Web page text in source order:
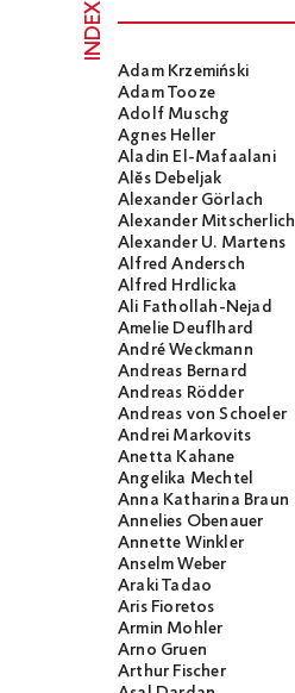
INDEX
Adam Krzemiński
Adam Tooze
Adolf Muschg
Agnes Heller
Aladin El-Mafaalani
Alĕs Debeljak
Alexander Görlach
Alexander Mitscherlich
Alexander U. Martens
Alfred Andersch
Alfred Hrdlicka
Ali Fathollah-Nejad
Amelie Deuflhard
André Weckmann
Andreas Bernard
Andreas Rödder
Andreas von Schoeler
Andrei Markovits
Anetta Kahane
Angelika Mechtel
Anna Katharina Braun
Annelies Obenauer
Annette Winkler
Anselm Weber
Araki Tadao
Aris Fioretos
Armin Mohler
Arno Gruen
Arthur Fischer